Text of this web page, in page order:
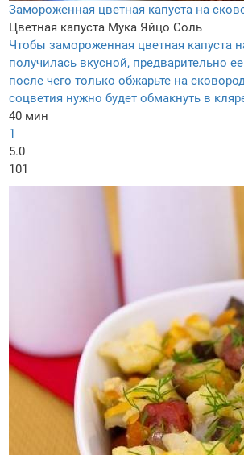
Замороженная цветная капуста на
Цветная капуста Мука Яйцо Соль
Чтобы замороженная цветная капуста
получилась вкусной, предварительно
после чего только обжарьте на
соцветия нужно будет обмакнуть в
40 мин
1
5.0
101